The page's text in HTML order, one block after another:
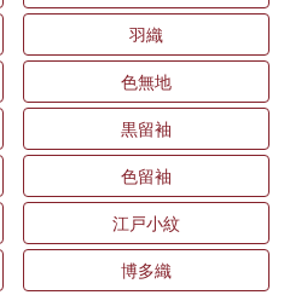
羽織
色無地
黒留袖
色留袖
江戸小紋
博多織